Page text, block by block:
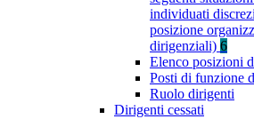
individuati
posizione
dirigenziali) 6
Elenco posizioni
Posti di funzione
Ruolo dirigenti
Dirigenti cessati